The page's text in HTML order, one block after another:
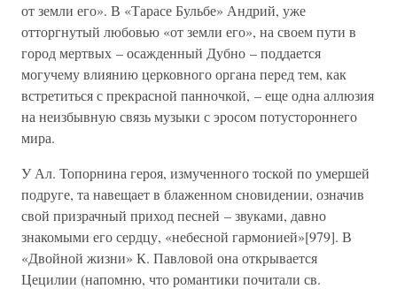
от земли его». В «Тарасе Бульбе» Андрий, уже
отторгнутый любовью «от земли его», на своем пути в
город мертвых – осажденный Дубно – поддается
могучему влиянию церковного органа перед тем, как
встретиться с прекрасной панночкой, – еще одна аллюзия
на неизбывную связь музыки с эросом потустороннего
мира.
У Ал. Топорнина героя, измученного тоской по умершей
подруге, та навещает в блаженном сновидении, означив
свой призрачный приход песней – звуками, давно
знакомыми его сердцу, «небесной гармонией»[979]. В
«Двойной жизни» К. Павловой она открывается
Цецилии (напомню, что романтики почитали св.